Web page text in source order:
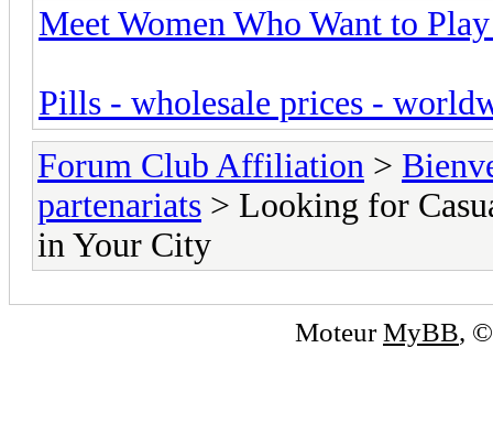
Meet Women Who Want to
Pills - wholesale prices -
Forum Club Affiliation >
partenariats > Looking for
in Your City
MoteurMyBB,